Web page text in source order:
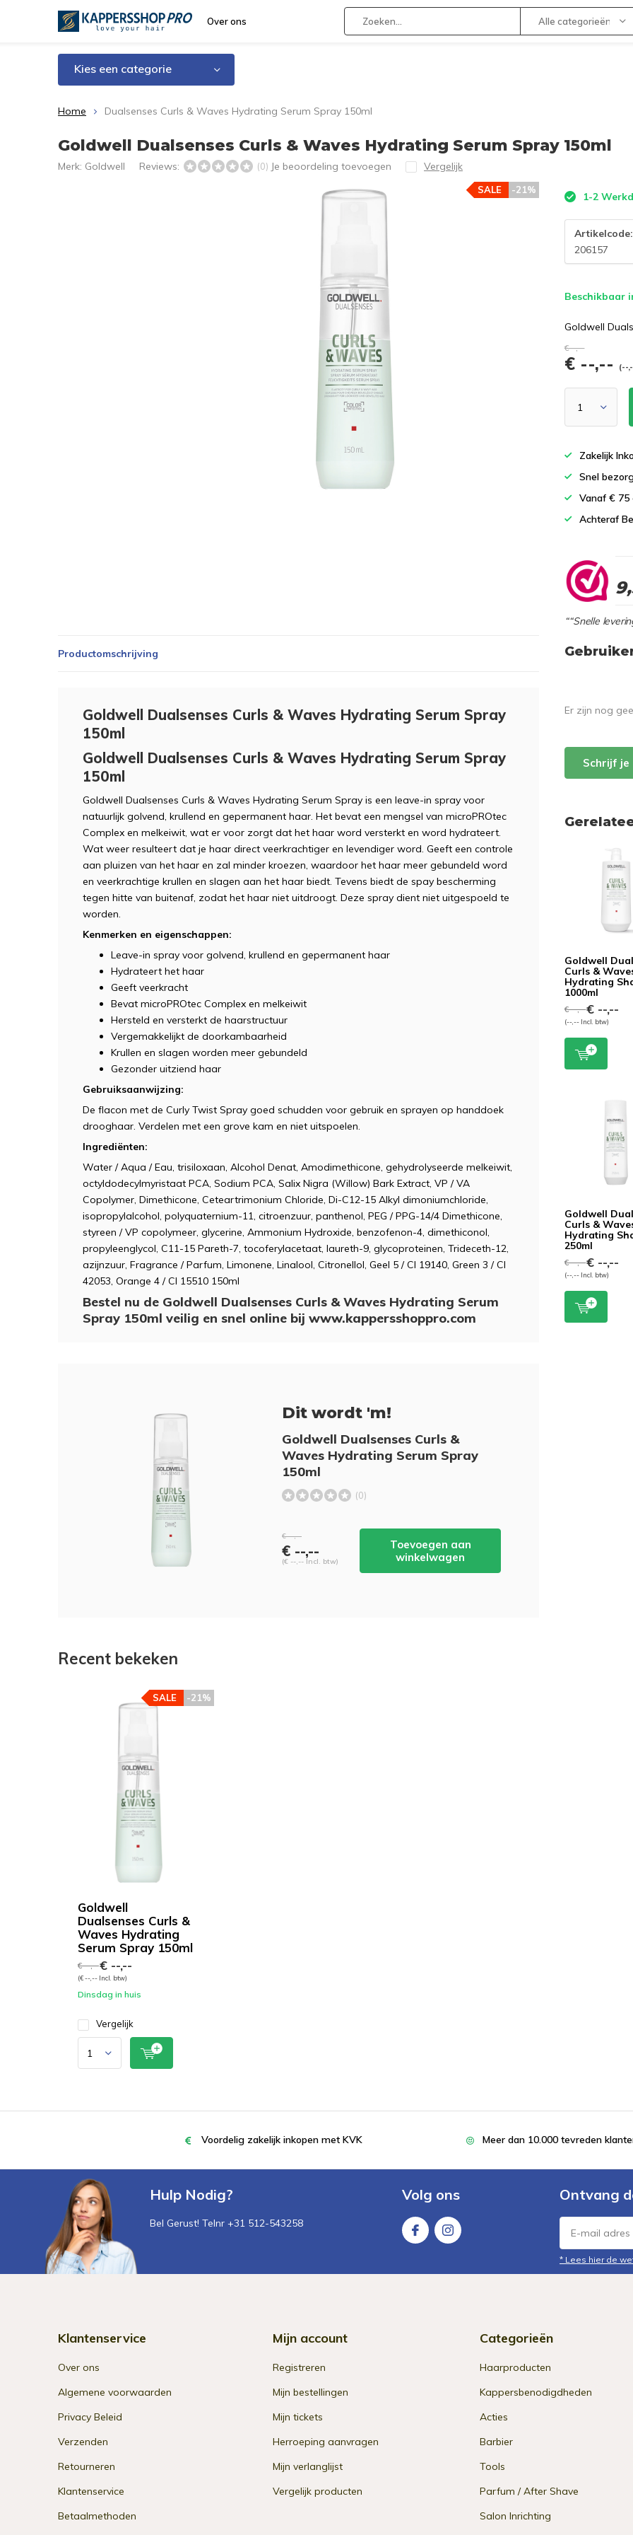
Over ons Alle categorieën
Kies een categorie
Home Dualsenses Curls & Waves Hydrating Serum Spray 150ml
Goldwell Dualsenses Curls & Waves Hydrating Serum Spray 150ml
Merk: Goldwell Reviews: (0) Je beoordeling toevoegen Vergelijk
-21%
SALE
1-2
Artikelcode:
206157
Beschikbaar
Goldwell
€--,--
€ --,-- (--
Zakelijk
Snel
Vanaf €
Achteraf
““Snelle
Productomschrijving
Goldwell Dualsenses Curls & Waves Hydrating Serum Spray
150ml
Goldwell Dualsenses Curls & Waves Hydrating Serum Spray
150ml
Goldwell Dualsenses Curls & Waves Hydrating Serum Spray is een leave-in spray voor
natuurlijk golvend, krullend en gepermanent haar. Het bevat een mengsel van microPROtec
Complex en melkeiwit, wat er voor zorgt dat het haar word versterkt en word hydrateert.
Wat weer resulteert dat je haar direct veerkrachtiger en levendiger word. Geeft een controle
aan pluizen van het haar en zal minder kroezen, waardoor het haar meer gebundeld word
en veerkrachtige krullen en slagen aan het haar biedt. Tevens biedt de spay bescherming
tegen hitte van buitenaf, zodat het haar niet uitdroogt. Deze spray dient niet uitgespoeld te
worden.
Kenmerken en eigenschappen:
Leave-in spray voor golvend, krullend en gepermanent haar
Hydrateert het haar
Geeft veerkracht
Bevat microPROtec Complex en melkeiwit
Hersteld en versterkt de haarstructuur
Vergemakkelijkt de doorkambaarheid
Krullen en slagen worden meer gebundeld
Gezonder uitziend haar
Gebruiksaanwijzing:
De flacon met de Curly Twist Spray goed schudden voor gebruik en sprayen op handdoek
drooghaar. Verdelen met een grove kam en niet uitspoelen.
Ingrediënten:
Water / Aqua / Eau, trisiloxaan, Alcohol Denat, Amodimethicone, gehydrolyseerde melkeiwit,
octyldodecylmyristaat PCA, Sodium PCA, Salix Nigra (Willow) Bark Extract, VP / VA
Copolymer, Dimethicone, Ceteartrimonium Chloride, Di-C12-15 Alkyl dimoniumchloride,
isopropylalcohol, polyquaternium-11, citroenzuur, panthenol, PEG / PPG-14/4 Dimethicone,
styreen / VP copolymeer, glycerine, Ammonium Hydroxide, benzofenon-4, dimethiconol,
propyleenglycol, C11-15 Pareth-7, tocoferylacetaat, laureth-9, glycoproteinen, Trideceth-12,
azijnzuur, Fragrance / Parfum, Limonene, Linalool, Citronellol, Geel 5 / CI 19140, Green 3 / CI
42053, Orange 4 / CI 15510 150ml
Bestel nu de Goldwell Dualsenses Curls & Waves Hydrating Serum
Spray 150ml veilig en snel online bij www.kappersshoppro.com
Dit wordt 'm!
Goldwell Dualsenses Curls &
Waves Hydrating Serum Spray
150ml
(0)
€ --,--
€ --,--
(€ --,-- Incl. btw)
Toevoegen aan
winkelwagen
Er zijn nog
Schrijf
Goldwell
Curls &
Hydrating
1000ml
€ --,--€ --,--
(--,-- Incl. btw)
Goldwell
Curls &
Hydrating
250ml
€ --,--€ --,--
(--,-- Incl. btw)
Recent bekeken
Goldwell
Dualsenses Curls &
Waves Hydrating
Serum Spray 150ml
-21%
SALE
€ --,--€ --,--
(€ --,-- Incl. btw)
Dinsdag in huis
Vergelijk
Voordelig zakelijk inkopen met KVK Meer dan 10.000 tevreden
Hulp Nodig?
Bel Gerust! Telnr +31 512-543258
Volg ons Ontvang
* Lees hier de
Klantenservice
Over ons
Algemene voorwaarden
Privacy Beleid
Verzenden
Retourneren
Klantenservice
Betaalmethoden
Mijn account
Registreren
Mijn bestellingen
Mijn tickets
Herroeping aanvragen
Mijn verlanglijst
Vergelijk producten
Categorieën
Haarproducten
Kappersbenodigdheden
Acties
Barbier
Tools
Parfum / After Shave
Salon Inrichting